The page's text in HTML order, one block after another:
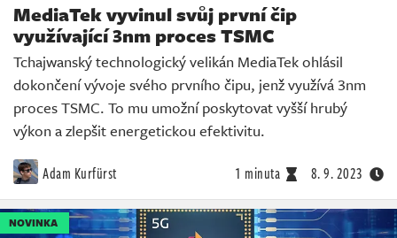
MediaTek vyvinul svůj první čip
využívající 3nm proces TSMC
Tchajwanský technologický velikán MediaTek ohlásil
dokončení vývoje svého prvního čipu, jenž využívá 3nm
proces TSMC. To mu umožní poskytovat vyšší hrubý
výkon a zlepšit energetickou efektivitu.
Adam Kurfürst 1 minuta 8. 9. 2023
NOVINKA